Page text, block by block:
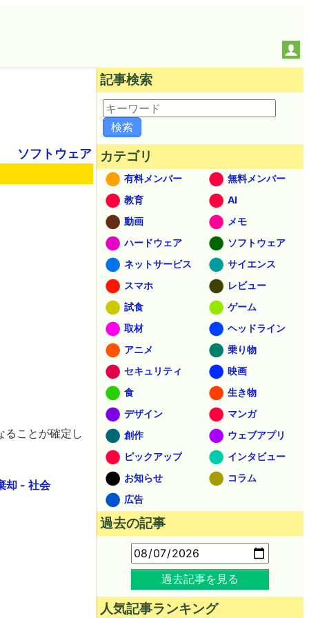
ソフトウェア
ることが確定し
却 - 社会
記事検索
カテゴリ
有料メンバー
無料メンバー
教育
AI
動画
メモ
ハードウェア
ソフトウェア
ネットサービス
サイエンス
スマホ
レビュー
試食
ゲーム
取材
ヘッドライン
アニメ
乗り物
セキュリティ
映画
食
生き物
デザイン
マンガ
創作
ウェブアプリ
ピックアップ
インタビュー
お知らせ
コラム
広告
過去の記事
過去記事を見る
人気記事ランキング